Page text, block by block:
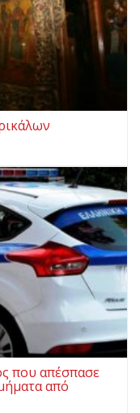
που απέσπασε
από